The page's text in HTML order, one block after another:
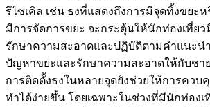
รีไซเคิล เช่น ธงที่แสดงถึงการมีจุดทิ้งขยะ
มีการจัดการขยะ จะกระตุ้นให้นักท่องเที่ย
รักษาความสะอาดและปฏิบัติตามคำแนะน
ปัญหาขยะและรักษาความสะอาดให้กับชา
การติดตั้งธงในหลายจุดยังช่วยให้การคว
ทำได้ง่ายขึ้น โดยเฉพาะในช่วงที่มีนักท่องเ